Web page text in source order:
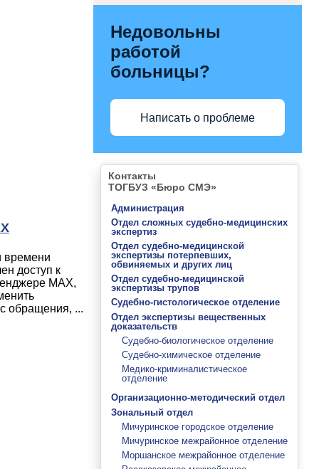
времени
доступ к
MAX,
обращения, ...
Недовольны
работой
больницы?
Написать о проблеме
Контакты
ТОГБУЗ «Бюро СМЭ»
Администрация
Отдел сложных судебно-медицинских
экспертиз
Отдел судебно-медицинской
экспертизы потерпевших,
обвиняемых и других лиц
Отдел судебно-медицинской
экспертизы трупов
Судебно-гистологическое отделение
Отдел экспертизы вещественных
доказательств
Судебно-биологическое отделение
Судебно-химическое отделение
Медико-криминалистическое
отделение
Организационно-методический отдел
Зональный отдел
Мичуринское городское отделение
Мичуринское межрайонное отделение
Моршанское межрайонное отделение